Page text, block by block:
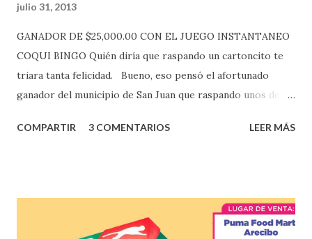
julio 31, 2013
GANADOR DE $25,000.00 CON EL JUEGO INSTANTANEO
COQUI BINGO Quién diría que raspando un cartoncito te
triara tanta felicidad. Bueno, eso pensó el afortunado
ganador del municipio de San Juan que raspando unos de
obtuvo un premio de $25,000,00 dólares. Este es el anuncio
ganador fue vendido en la farmacia Yarimar de la
Urbanización Las Lomas en el Municipio de San Juan
COMPARTIR 3 COMENTARIOS LEER MÁS